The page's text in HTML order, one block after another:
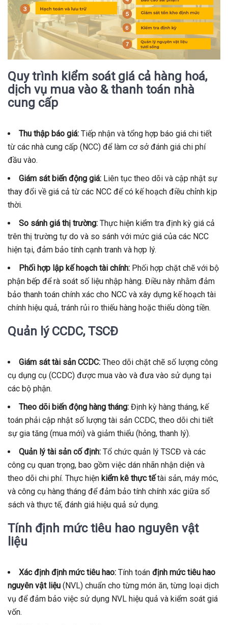
Quy trình kiểm soát giá cả hàng hoá,
dịch vụ mua vào & thanh toán nhà
cung cấp
Thu thập báo giá: Tiếp nhận và tổng hợp báo giá chi tiết
từ các nhà cung cấp (NCC) để làm cơ sở đánh giá chi phí
đầu vào.
Giám sát biến động giá: Liên tục theo dõi và cập nhật sự
thay đổi về giá cả từ các NCC để có kế hoạch điều chỉnh kịp
thời.
So sánh giá thị trường: Thực hiện kiểm tra định kỳ giá cả
trên thị trường tự do và so sánh với mức giá của các NCC
hiện tại, đảm bảo tính cạnh tranh và hợp lý.
Phối hợp lập kế hoạch tài chính: Phối hợp chặt chẽ với bộ
phận bếp để rà soát số liệu nhập hàng. Điều này nhằm đảm
bảo thanh toán chính xác cho NCC và xây dựng kế hoạch tài
chính hiệu quả, tránh rủi ro thiếu hàng hoặc thiếu dòng tiền.
Quản lý CCDC, TSCĐ
Giám sát tài sản CCDC: Theo dõi chặt chẽ số lượng công
cụ dụng cụ (CCDC) được mua vào và đưa vào sử dụng tại
các bộ phận.
Theo dõi biến động hàng tháng: Định kỳ hàng tháng, kế
toán phải cập nhật số lượng tài sản CCDC, theo dõi chi tiết
sự gia tăng (mua mới) và giảm thiểu (hỏng, thanh lý).
Quản lý tài sản cố định: Tổ chức quản lý TSCĐ và các
công cụ quan trọng, bao gồm việc dán nhãn nhận diện và
theo dõi chi phí. Thực hiện kiểm kê thực tếtài sản, máy móc,
và công cụ hàng tháng để đảm bảo tính chính xác giữa sổ
sách và thực tế, đánh giá hiệu quả sử dụng.
Tính định mức tiêu hao nguyên vật
liệu
Xác định định mức tiêu hao: Tính toán định mức tiêu hao
nguyên vật liệu (NVL) chuẩn cho từng món ăn, từng loại dịch
vụ để đảm bảo việc sử dụng NVL hiệu quả và kiểm soát giá
vốn.